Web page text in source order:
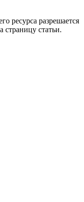
ресурса разрешается
страницу статьи.